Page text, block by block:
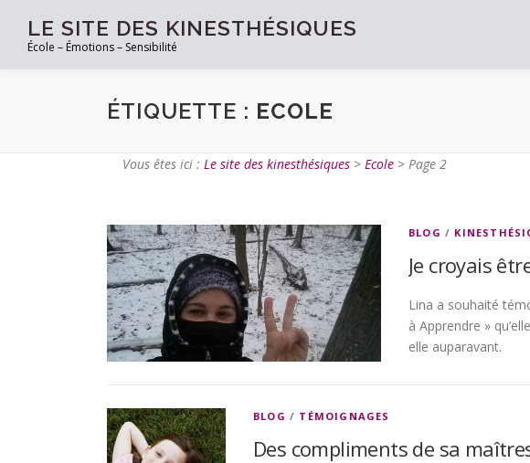
LE SITE DES KINESTHÉSIQUES
École – Émotions – Sensibilité
ÉTIQUETTE : ECOLE
Vous êtes ici :Le site des kinesthésiques >Ecole >Page 2
BLOG /
Je croyais
Lina a souhaité
à Apprendre »
elle auparavant.
BLOG / TÉMOIGNAGES
Des compliments de sa